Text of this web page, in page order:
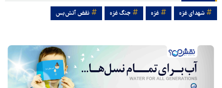
شهدای غزه غزه جنگ غزه نقض آتش‌بس